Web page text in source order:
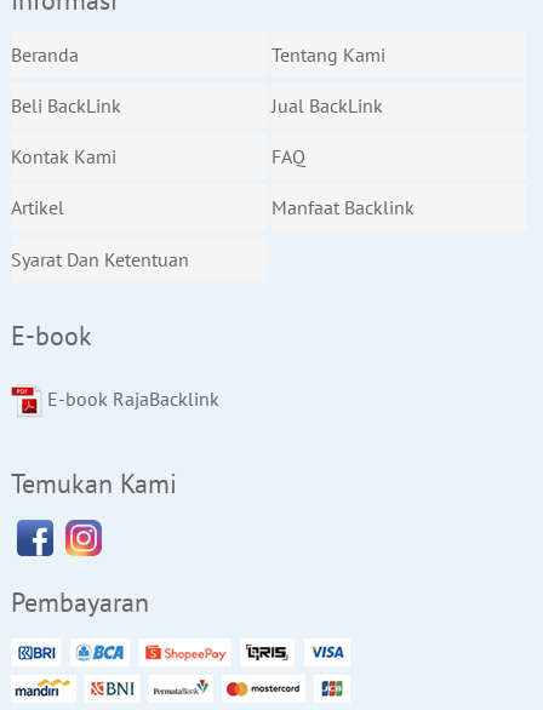
Beranda Tentang Kami
Beli BackLink Jual BackLink
Kontak Kami FAQ
Artikel Manfaat Backlink
Syarat Dan Ketentuan
E-book
E-book RajaBacklink
Temukan Kami
Pembayaran